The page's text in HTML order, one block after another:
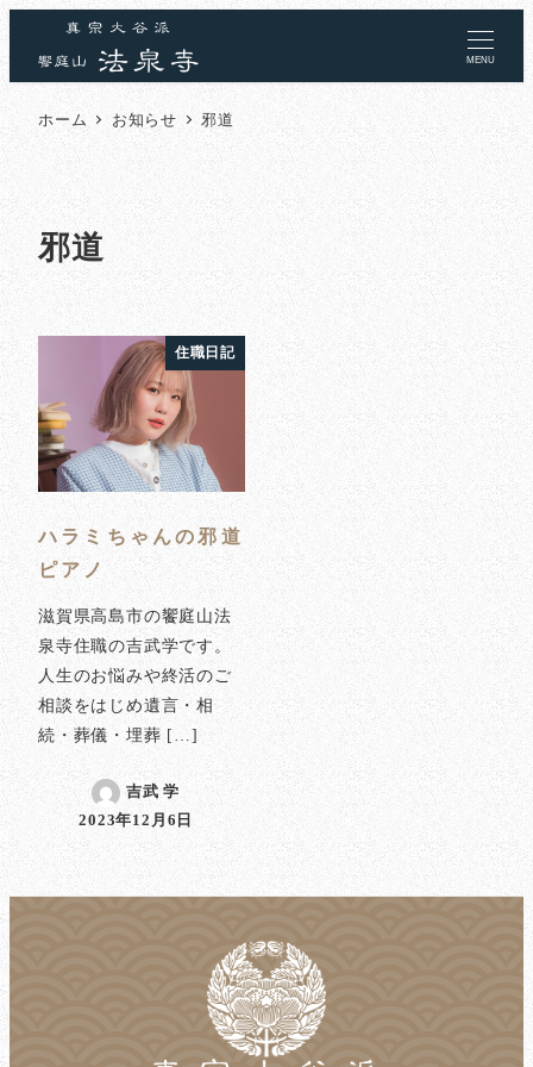
MENU
ホーム お知らせ 邪道
邪道
住職日記
ハラミちゃんの邪道
ピアノ
滋賀県高島市の饗庭山法
泉寺住職の吉武学です。
人生のお悩みや終活のご
相談をはじめ遺言・相
続・葬儀・埋葬 […]
吉武 学
投稿日
2023年12月6日